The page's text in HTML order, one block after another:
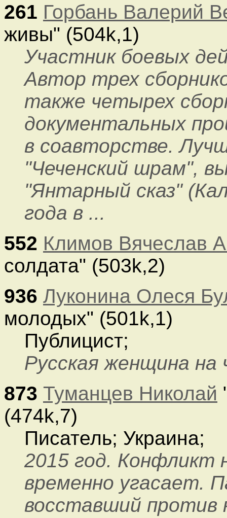
261 Горбань Валерий
живы" (504k,1)
Участник боевых
Автор трех
также четырех
документальных
в соавторстве.
"Чеченский шрам",
"Янтарный сказ"
года в ...
552 Климов Вячеслав
солдата" (503k,2)
936 Луконина Олеся
молодых" (501k,1)
Публицист;
Русская женщина на
873 Туманцев Николай
(474k,7)
Писатель; Украина;
2015 год. Конфликт
временно угасает.
восставший против